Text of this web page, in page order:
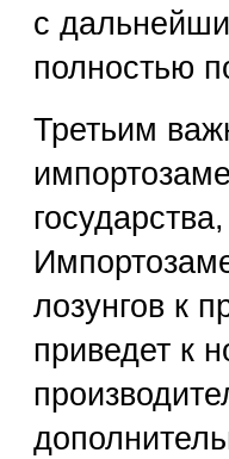
с
полностью
Третьим
лозунгов к
приведет к